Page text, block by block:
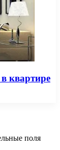
квартире
поля